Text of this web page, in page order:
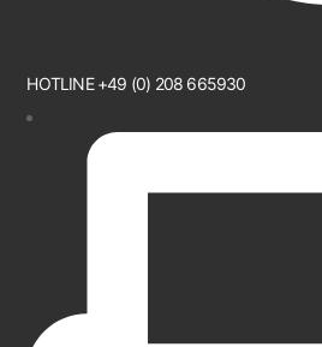
HOTLINE +49 (0) 208 665930